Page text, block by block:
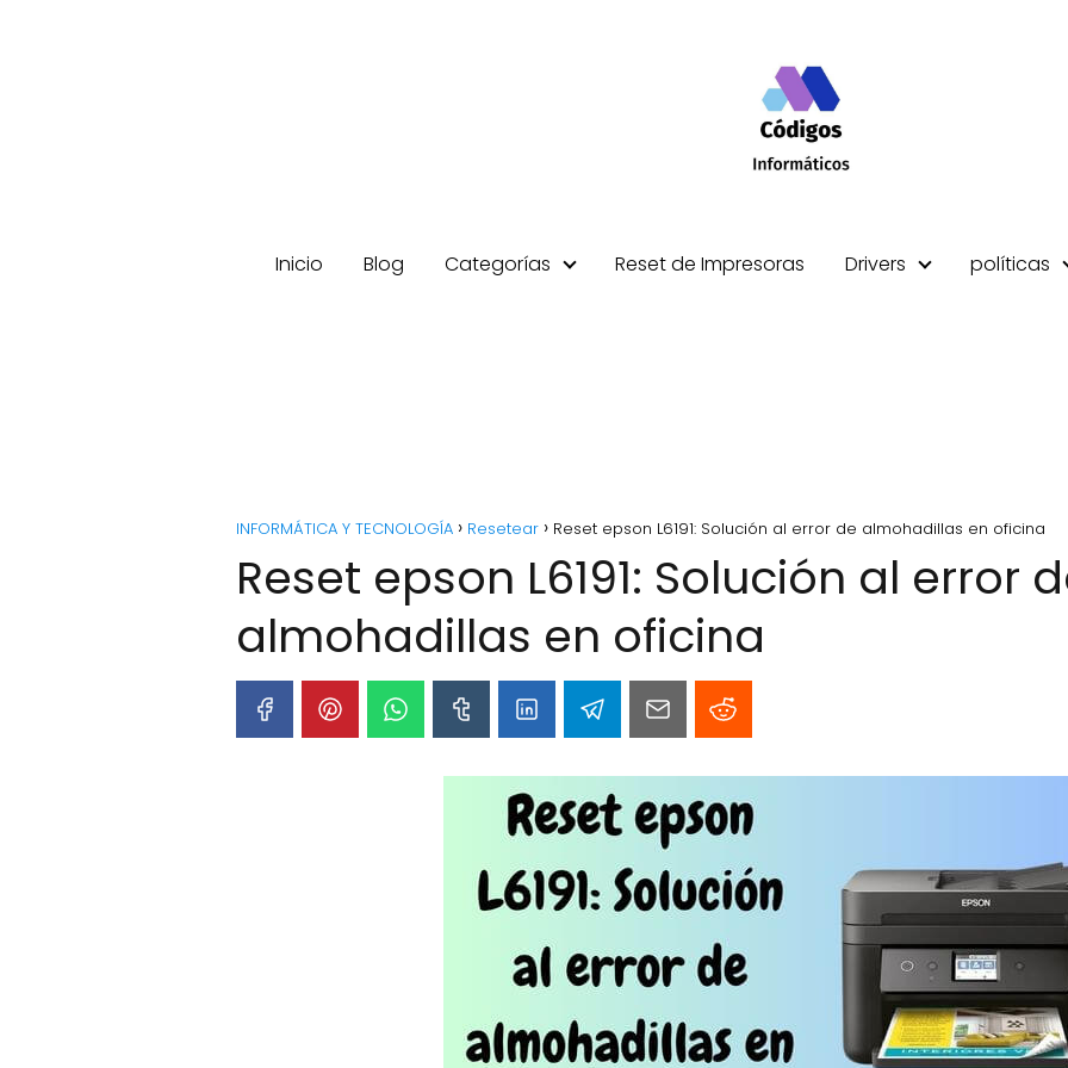
Inicio Blog Categorías Reset de Impresoras Drivers políticas
INFORMÁTICA Y TECNOLOGÍA Resetear Reset epson L6191: Solución al error de almohadillas en oficina
Reset epson L6191: Solución al error
almohadillas en oficina